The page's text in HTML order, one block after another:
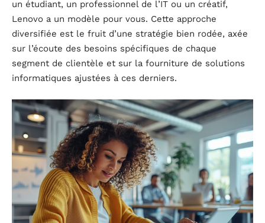
un étudiant, un professionnel de l’IT ou un créatif,
Lenovo a un modèle pour vous. Cette approche
diversifiée est le fruit d’une stratégie bien rodée, axée
sur l’écoute des besoins spécifiques de chaque
segment de clientèle et sur la fourniture de solutions
informatiques ajustées à ces derniers.